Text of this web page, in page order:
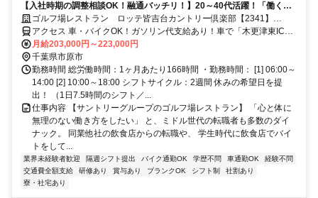
【入社時期の調整相談OK！融通バッチリ！】20～40代活躍！「働くペ
ースを見直したい」転職や再就職歓迎★残業ナシ＆夕方以降はプライベ
ートタイム【転居を伴う転勤なし】
ゴルフ場レストラン ロッテ皆吉台カントリー倶楽部【2341】
【社】地域
アクセス 車・バイクOK！ガソリン代支給あり！車で「木更津東IC」
～約17分、「市原IC」～約30分、「五井駅」～約30分
月給203,000円～223,000円
千葉県市原市
勤務時間 総労働時間：1ヶ月あたり166時間 ・勤務時間： [1] 06:00～
14:00 [2] 10:00～18:00 シフトサイクル：2週間 休みの希望日を提
出！ （1日7.5時間のシフト／...
仕事内容 【サントリーグループのゴルフ場レストラン】 「心と体に
無理のない働き方をしたい」 と、ミドル世代の転職者も多数のダイ
ナック。 同業他社の飲食店からの転職や、 学生時代に飲食店でバイ
トをして...
業界未経験者歓迎 隔週シフト提出 バイク通勤OK 学歴不問 車通勤OK
経験不問
交通費全額支給
研修あり 賞与あり ブランクOK シフト制
社割あり
寮・社宅あり